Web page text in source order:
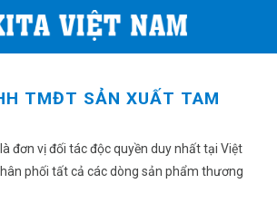
TMĐT SẢN XUẤT TAM
đơn vị đối tác độc quyền duy nhất tại Việt
phối tất cả các dòng sản phẩm thương